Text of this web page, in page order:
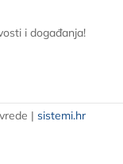
i događanja!
| sistemi.hr